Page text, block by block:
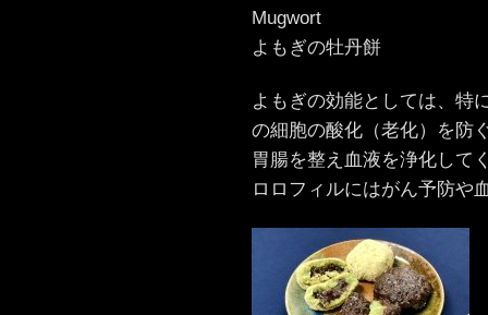
Mugwort
よもぎの牡丹餅
よもぎの効能としては、特
の細胞の酸化（老化）を防
胃腸を整え血液を浄化して
ロロフィルにはがん予防や